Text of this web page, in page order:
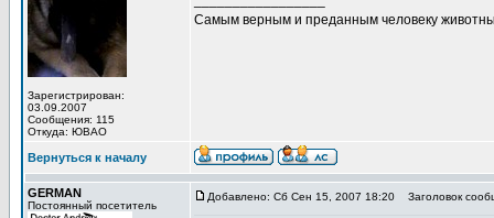
Зарегистрирован:
03.09.2007
Сообщения: 115
Откуда: ЮВАО
Самым верным и преданным человеку
Вернуться к началу
GERMAN
Постоянный посетитель
Добавлено: Сб Сен 15, 2007 18:20 Заголовок